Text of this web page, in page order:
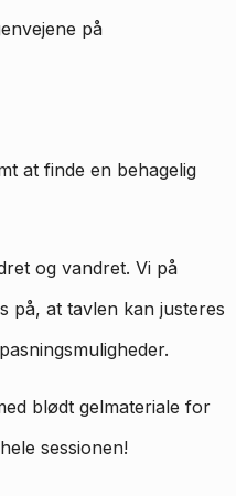
på
at finde en behagelig
og vandret. Vi på
på, at tavlen kan justeres
blødt gelmateriale for
sessionen!